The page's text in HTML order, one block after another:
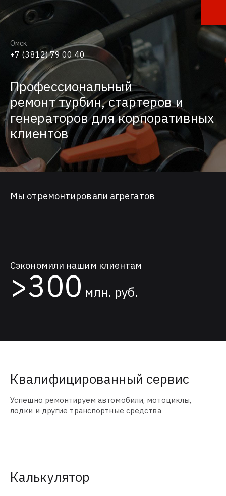
Омск
Ваш город
Выбрать другой город
Новосибирск
Томск
+7 (3812) 79 00 40
Профессиональный
ремонт турбин, стартеров и
генераторов для корпоративных
клиентов
Мы отремонтировали агрегатов
Cэкономили нашим клиентам
>300 млн. руб.
Квалифицированный сервис
Успешно ремонтируем автомобили, мотоциклы,
лодки и другие транспортные средства
Калькулятор